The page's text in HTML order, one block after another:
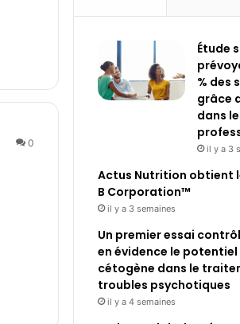
0
Étude
% des
grâce
dans
il y a 3
Actus Nutrition obtient
B Corporation™
il y a 3 semaines
Un premier essai
en évidence le potentiel
cétogène dans le
troubles psychotiques
il y a 4 semaines